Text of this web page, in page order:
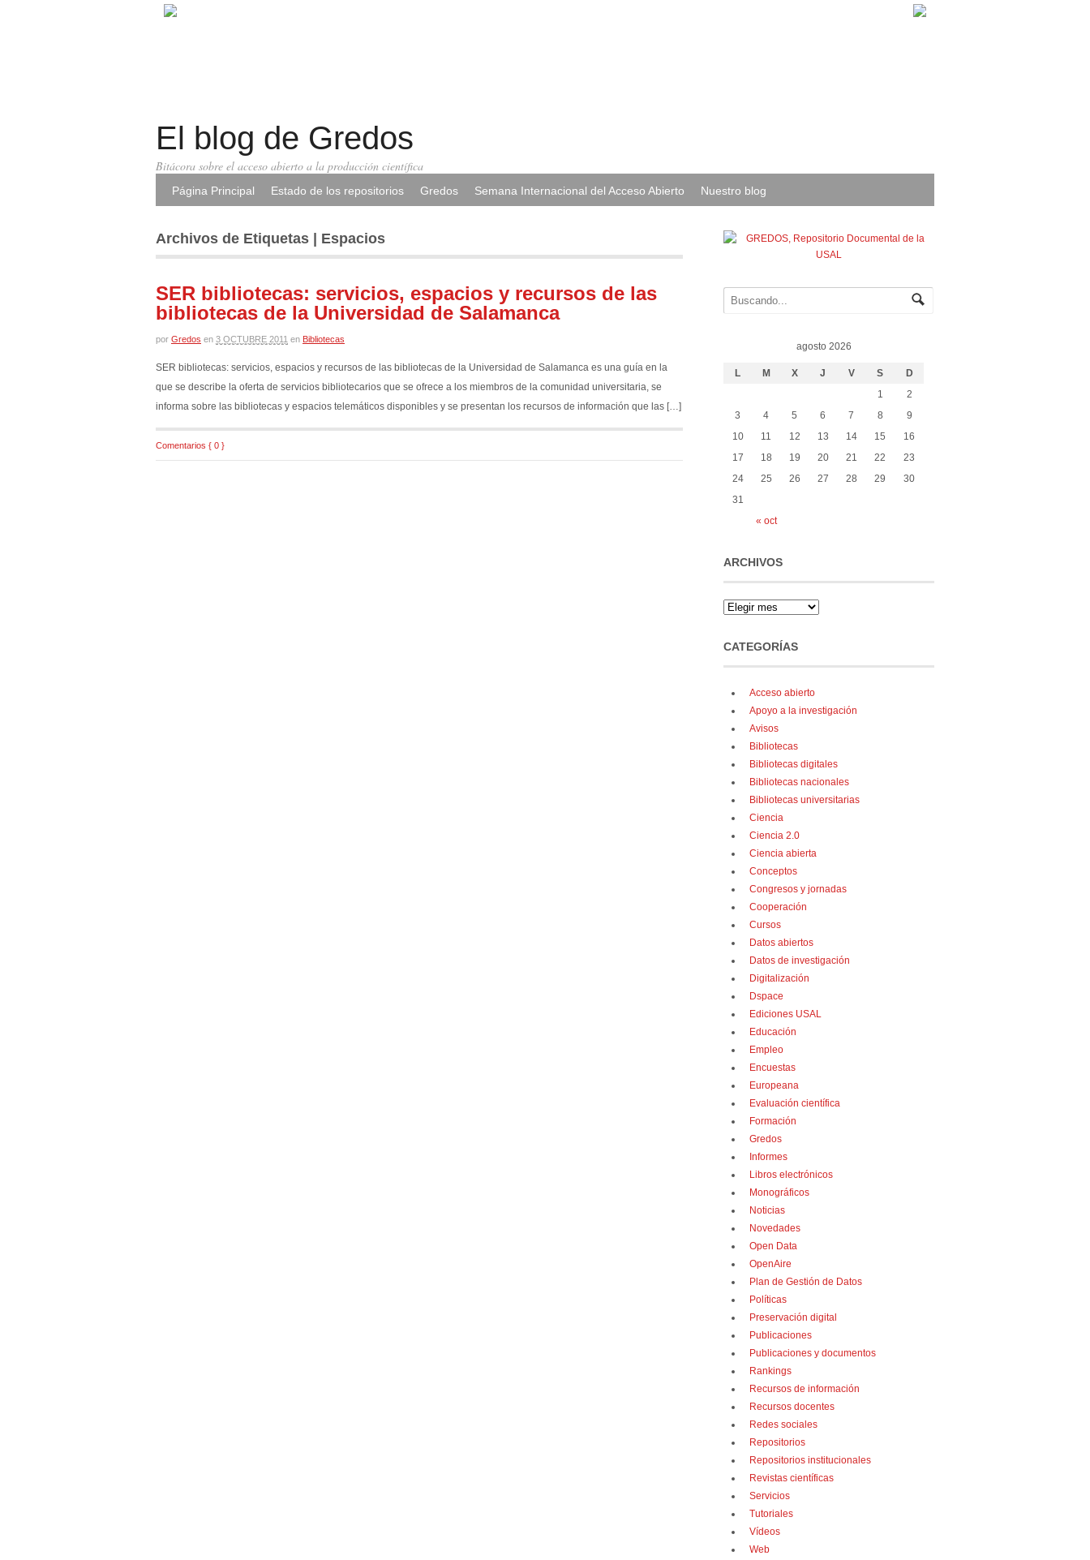
El blog de Gredos
Bitácora sobre el acceso abierto a la producción científica
Página Principal Estado de los repositorios Gredos Semana Internacional del Acceso Abierto Nuestro blog
Archivos de Etiquetas | Espacios
SER bibliotecas: servicios, espacios y recursos de las
bibliotecas de la Universidad de Salamanca
por Gredos en 3 OCTUBRE 2011 en Bibliotecas
SER bibliotecas: servicios, espacios y recursos de las bibliotecas de la Universidad de Salamanca es una guía en la
que se describe la oferta de servicios bibliotecarios que se ofrece a los miembros de la comunidad universitaria, se
informa sobre las bibliotecas y espacios telemáticos disponibles y se presentan los recursos de información que las […]
Comentarios { 0 }
agosto 2026
L M X J V S D
« oct
1
2
3
4 5 6 7 8
9
10
11 12 13 14 15
16
17
18 19 20 21 22
23
24
25 26 27 28 29
30
31
ARCHIVOS
CATEGORÍAS
Acceso abierto
Apoyo a la investigación
Avisos
Bibliotecas
Bibliotecas digitales
Bibliotecas nacionales
Bibliotecas universitarias
Ciencia
Ciencia 2.0
Ciencia abierta
Conceptos
Congresos y jornadas
Cooperación
Cursos
Datos abiertos
Datos de investigación
Digitalización
Dspace
Ediciones USAL
Educación
Empleo
Encuestas
Europeana
Evaluación científica
Formación
Gredos
Informes
Libros electrónicos
Monográficos
Noticias
Novedades
Open Data
OpenAire
Plan de Gestión de Datos
Políticas
Preservación digital
Publicaciones
Publicaciones y documentos
Rankings
Recursos de información
Recursos docentes
Redes sociales
Repositorios
Repositorios institucionales
Revistas científicas
Servicios
Tutoriales
Vídeos
Web